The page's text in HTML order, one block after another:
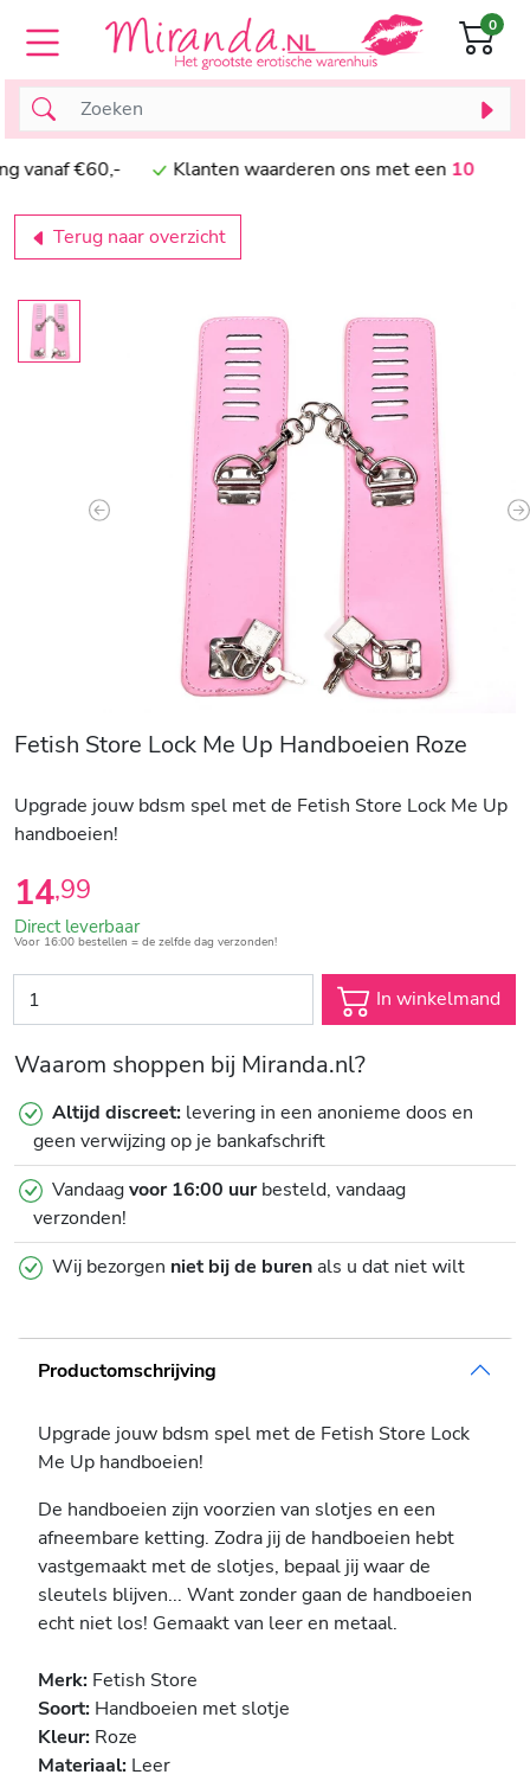
€60,- Klanten waarderen ons met een10
0
Terug naar overzicht
Previous
Fetish Store Lock Me Up Handboeien Roze
Upgrade jouw bdsm spel met de Fetish Store Lock Me Up
handboeien!
14,99
Direct leverbaar
Voor 16:00 bestellen = de zelfde dag verzonden!
In winkelmand
Waarom shoppen bij Miranda.nl?
Altijd discreet: levering in een anonieme doos en
geen verwijzing op je bankafschrift
Vandaagvoor 16:00 uurbesteld, vandaag
verzonden!
Wij bezorgen niet bij de burenals u dat niet wilt
Productomschrijving
Upgrade jouw bdsm spel met de Fetish Store Lock
Me Up handboeien!
De handboeien zijn voorzien van slotjes en een
afneembare ketting. Zodra jij de handboeien hebt
vastgemaakt met de slotjes, bepaal jij waar de
sleutels blijven... Want zonder gaan de handboeien
echt niet los! Gemaakt van leer en metaal.
Merk: Fetish Store
Soort: Handboeien met slotje
Kleur: Roze
Materiaal: Leer